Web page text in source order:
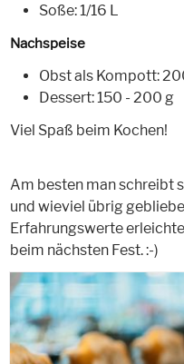
Soße: 1/16 L
Nachspeise
Obst als Kompott:
Dessert: 150 - 200 g
Viel Spaß beim Kochen!
Am besten man schreibt
und wieviel übrig
Erfahrungswerte
beim nächsten Fest. :-)